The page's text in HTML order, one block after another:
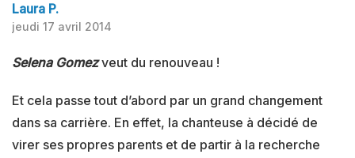
Laura P.
jeudi 17 avril 2014
Selena Gomezveut du renouveau !
Et cela passe tout d’abord par un grand changement
dans sa carrière. En effet, la chanteuse à décidé de
virer ses propres parents et de partir à la recherche